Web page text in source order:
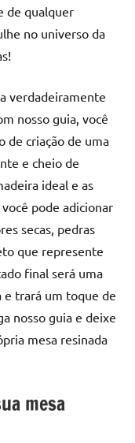
de qualquer
no universo da
verdadeiramente
nosso guia, você
de criação de uma
e cheio de
ideal e as
pode adicionar
secas, pedras
que represente
final será uma
e trará um toque de
nosso guia e deixe
mesa resinada
mesa